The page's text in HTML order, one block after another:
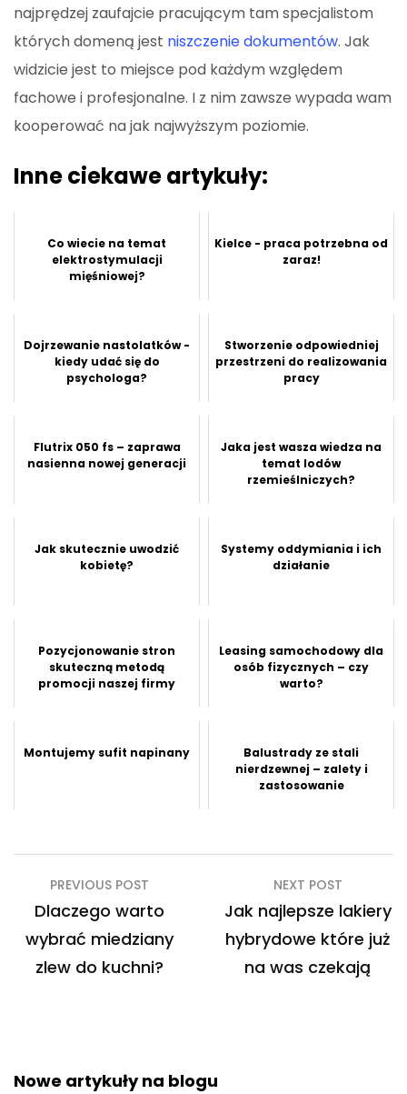
najprędzej zaufajcie pracującym tam specjalistom
których domeną jest niszczenie dokumentów. Jak
widzicie jest to miejsce pod każdym względem
fachowe i profesjonalne. I z nim zawsze wypada wam
kooperować na jak najwyższym poziomie.
Inne ciekawe artykuły:
Co wiecie na temat
elektrostymulacji
mięśniowej?
Kielce - praca potrzebna od
zaraz!
Dojrzewanie nastolatków -
kiedy udać się do
psychologa?
Stworzenie odpowiedniej
przestrzeni do realizowania
pracy
Flutrix 050 fs – zaprawa
nasienna nowej generacji
Jaka jest wasza wiedza na
temat lodów
rzemieślniczych?
Jak skutecznie uwodzić
kobietę?
Systemy oddymiania i ich
działanie
Pozycjonowanie stron
skuteczną metodą
promocji naszej firmy
Leasing samochodowy dla
osób fizycznych – czy
warto?
Montujemy sufit napinany
Balustrady ze stali
nierdzewnej – zalety i
zastosowanie
Nawigacja
wpisu
PREVIOUS POST
Dlaczego warto
wybrać miedziany
zlew do kuchni?
NEXT POST
Jak najlepsze lakiery
hybrydowe które już
na was czekają
Nowe artykuły na blogu